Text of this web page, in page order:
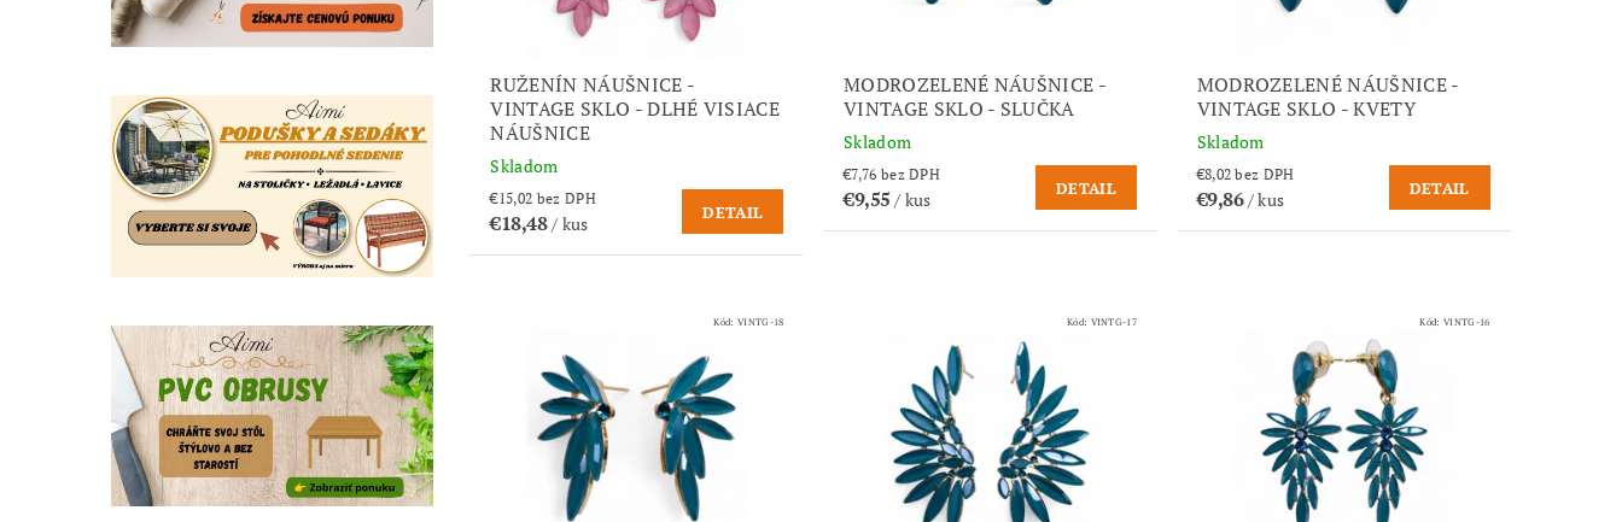
RUŽENÍN NÁUŠNICE -
VINTAGE SKLO - DLHÉ VISIACE
NÁUŠNICE
Skladom
€15,02 bez DPH
€18,48/ kus
DETAIL
MODROZELENÉ NÁUŠNICE -
VINTAGE SKLO - SLUČKA
Skladom
€7,76 bez DPH
€9,55/ kus
DETAIL
MODROZELENÉ NÁUŠNICE -
VINTAGE SKLO - KVETY
Skladom
€8,02 bez DPH
€9,86/ kus
DETAIL
Kód: VINTG-18 Kód: VINTG-17 Kód:VINTG-16